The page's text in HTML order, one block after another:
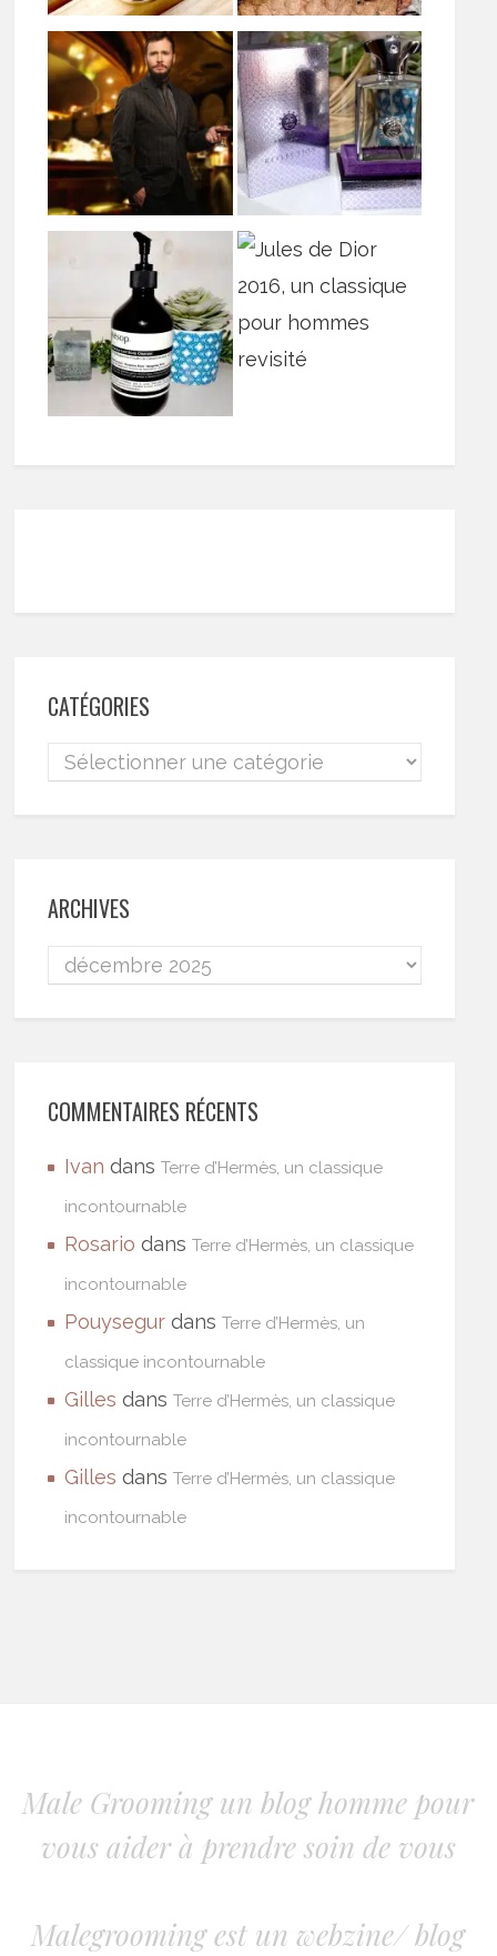
CATÉGORIES
ARCHIVES
COMMENTAIRES RÉCENTS
Ivan dansTerre d’Hermès, un classique
incontournable
Rosario dansTerre d’Hermès, un classique
incontournable
Pouysegur dansTerre d’Hermès, un
classique incontournable
Gilles dansTerre d’Hermès, un classique
incontournable
Gilles dansTerre d’Hermès, un classique
incontournable
Male Grooming un blog homme pour
vous aider à prendre soin de vous
Malegrooming est un webzine/ blog